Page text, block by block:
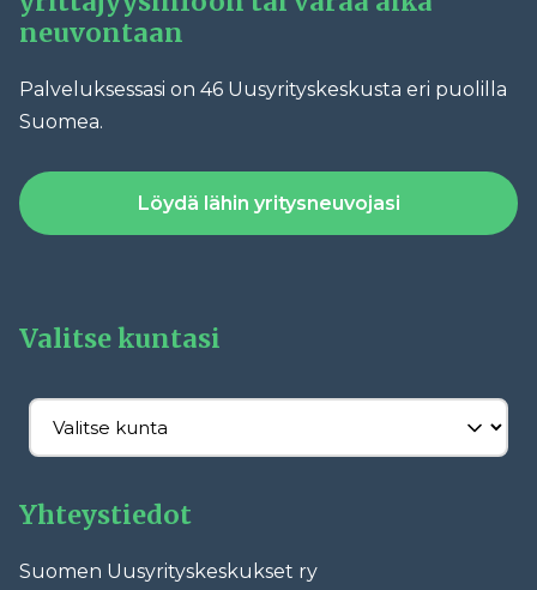
neuvontaan
Palveluksessasi on 46 Uusyrityskeskusta eri puolilla
Suomea.
Löydä lähin yritysneuvojasi
Valitse kuntasi
Yhteystiedot
Suomen Uusyrityskeskukset ry